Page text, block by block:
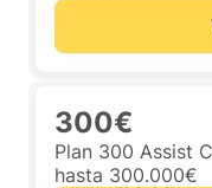
300€
Plan 300 Assist
hasta 300.000€